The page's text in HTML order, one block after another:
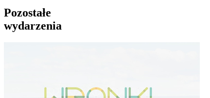
Pozostałe
wydarzenia